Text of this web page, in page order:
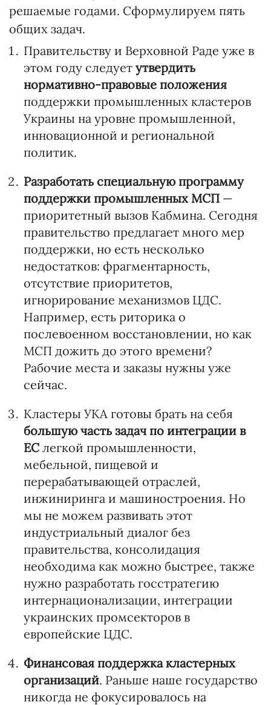
решаемые годами. Сформулируем пять
общих задач.
Правительству и Верховной Раде уже в
этом году следует утвердить
нормативно-правовые положения
поддержки промышленных кластеров
Украины на уровне промышленной,
инновационной и региональной
политик.
Разработать специальную программу
поддержки промышленных МСП —
приоритетный вызов Кабмина. Сегодня
правительство предлагает много мер
поддержки, но есть несколько
недостатков: фрагментарность,
отсутствие приоритетов,
игнорирование механизмов ЦДС.
Например, есть риторика о
послевоенном восстановлении, но как
МСП дожить до этого времени?
Рабочие места и заказы нужны уже
сейчас.
Кластеры УКА готовы брать на себя
большую часть задач по интеграции в
ЕС легкой промышленности,
мебельной, пищевой и
перерабатывающей отраслей,
инжиниринга и машиностроения. Но
мы не можем развивать этот
индустриальный диалог без
правительства, консолидация
необходима как можно быстрее, также
нужно разработать госстратегию
интернационализации, интеграции
украинских промсекторов в
европейские ЦДС.
Финансовая поддержкакластерных
организаций. Раньше наше государство
никогда не фокусировалось на